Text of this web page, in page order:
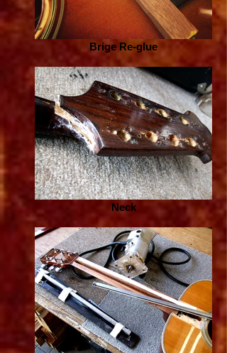
Brige Re-glue
Neck